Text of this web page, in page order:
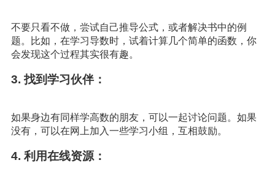
不要只看不做，尝试自己推导公式，或者解决书中的例
题。比如，在学习导数时，试着计算几个简单的函数，你
会发现这个过程其实很有趣。
3. 找到学习伙伴：
如果身边有同样学高数的朋友，可以一起讨论问题。如果
没有，可以在网上加入一些学习小组，互相鼓励。
4. 利用在线资源：